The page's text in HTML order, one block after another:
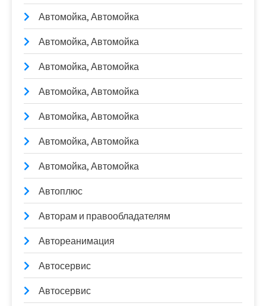
Автомойка, Автомойка
Автомойка, Автомойка
Автомойка, Автомойка
Автомойка, Автомойка
Автомойка, Автомойка
Автомойка, Автомойка
Автомойка, Автомойка
Автоплюс
Авторам и правообладателям
Автореанимация
Автосервис
Автосервис